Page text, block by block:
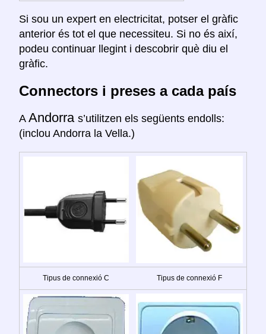
Si sou un expert en electricitat, potser el gràfic
anterior és tot el que necessiteu. Si no és així,
podeu continuar llegint i descobrir què diu el
gràfic.
Connectors i preses a cada país
A Andorra s’utilitzen els següents endolls:
(inclou Andorra la Vella.)
Tipus de connexió C Tipus de connexió F